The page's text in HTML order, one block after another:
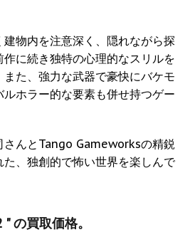
物内を注意深く、隠れながら探
に続き独特の心理的なスリルを
た、強力な武器で豪快にバケモ
ルホラー的な要素も併せ持つゲー
さんとTango Gameworksの精鋭
、独創的で怖い世界を楽しんで
の買取価格。